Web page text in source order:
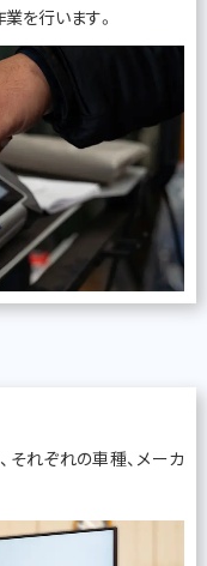
を行います。
それぞれの車種、メーカ